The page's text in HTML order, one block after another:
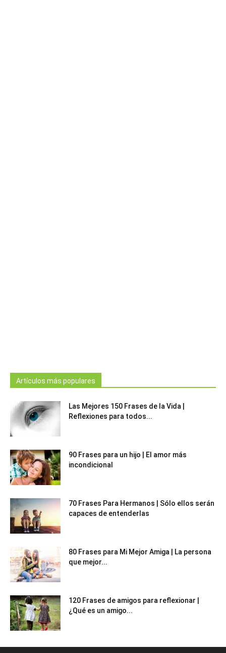
Artículos más populares
Las Mejores 150 Frases de la Vida |
Reflexiones para todos...
90 Frases para un hijo | El amor más
incondicional
70 Frases Para Hermanos | Sólo ellos serán
capaces de entenderlas
80 Frases para Mi Mejor Amiga | La persona
que mejor...
120 Frases de amigos para reflexionar |
¿Qué es un amigo...